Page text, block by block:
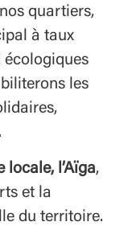
quartiers,
à taux
écologiques
les
locale, l’Aïga,
et la
du territoire.